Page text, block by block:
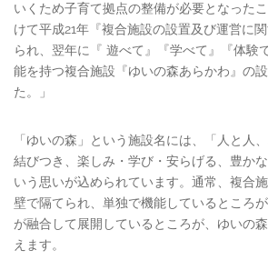
いくため子育て拠点の整備が必要となった
けて平成21年『複合施設の設置及び運営に
られ、翌年に『 遊べて』『学べて』『体験
能を持つ複合施設『ゆいの森あらかわ』の
た。」
「ゆいの森」という施設名には、「人と人
結びつき、楽しみ・学び・安らげる、豊か
いう思いが込められています。通常、複合
壁で隔てられ、単独で機能しているところ
が融合して展開しているところが、ゆいの
えます。